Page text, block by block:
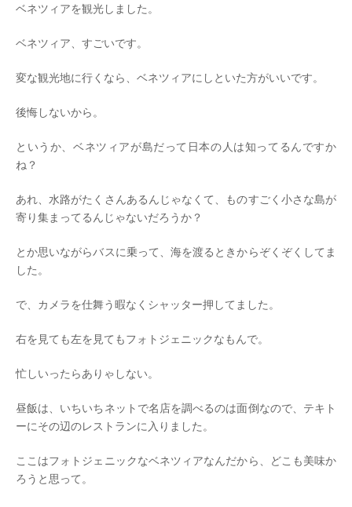
ベネツィアを観光しました。
ベネツィア、すごいです。
変な観光地に行くなら、ベネツィアにしといた方がいいです。
後悔しないから。
というか、ベネツィアが島だって日本の人は知ってるんですか
ね？
あれ、水路がたくさんあるんじゃなくて、ものすごく小さな島が
寄り集まってるんじゃないだろうか？
とか思いながらバスに乗って、海を渡るときからぞくぞくしてま
した。
で、カメラを仕舞う暇なくシャッター押してました。
右を見ても左を見てもフォトジェニックなもんで。
忙しいったらありゃしない。
昼飯は、いちいちネットで名店を調べるのは面倒なので、テキト
ーにその辺のレストランに入りました。
ここはフォトジェニックなベネツィアなんだから、どこも美味か
ろうと思って。